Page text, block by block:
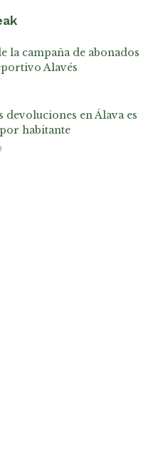
la campaña de abonados
Alavés
devoluciones en Álava es
habitante